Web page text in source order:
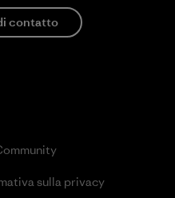
contatto
sulla privacy